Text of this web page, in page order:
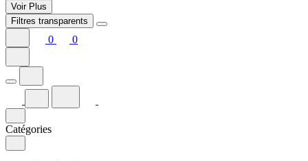
Voir Plus
Filtres transparents
0 0
Catégories